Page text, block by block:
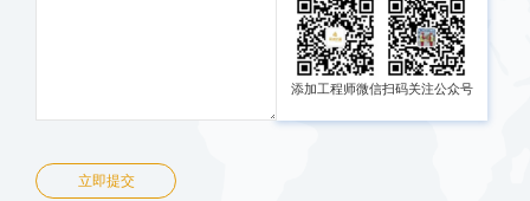
添加工程师微信扫码关注公众号
立即提交